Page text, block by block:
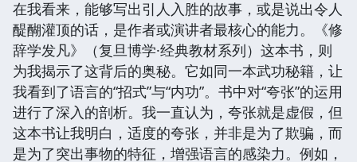
在我看来，能够写出引人入胜的故事，或是说出令人
醍醐灌顶的话，是作者或演讲者最核心的能力。《修
辞学发凡》（复旦博学·经典教材系列）这本书，则
为我揭示了这背后的奥秘。它如同一本武功秘籍，让
我看到了语言的“招式”与“内功”。书中对“夸张”的运用
进行了深入的剖析。我一直认为，夸张就是虚假，但
这本书让我明白，适度的夸张，并非是为了欺骗，而
是为了突出事物的特征，增强语言的感染力。例如，